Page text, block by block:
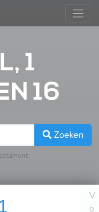
1
16
Zoeken
1
V
o